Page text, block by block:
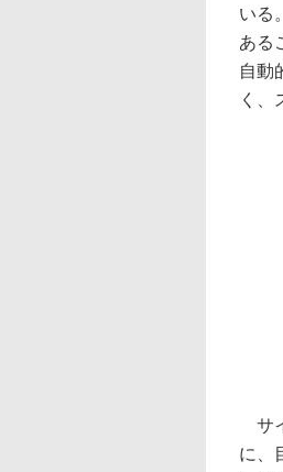
いる
ある
自動
く、
サ
に、